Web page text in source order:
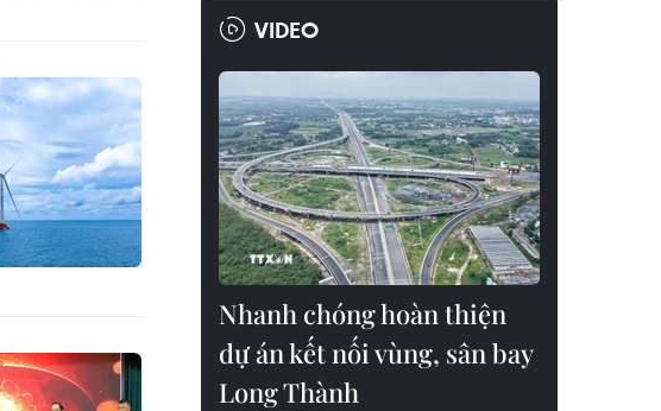
VIDEO
Nhanh chóng hoàn thiện
dự án kết nối vùng, sân bay
Long Thành